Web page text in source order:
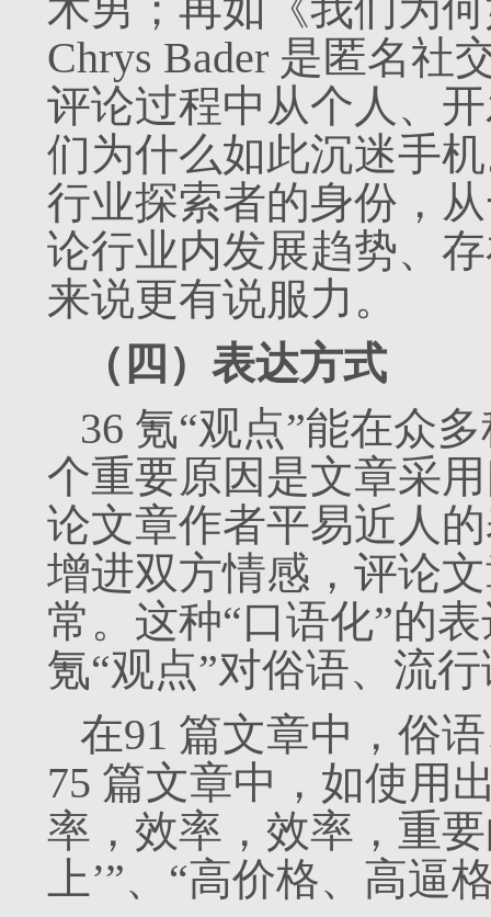
Chrys Bader 是匿名社
评论过程中从个人、
们为什么如此沉迷手
行业探索者的身份，
论行业内发展趋势、
来说更有说服力。
（四）表达方式
36 氪“观点”能在众
个重要原因是文章采
论文章作者平易近人
增进双方情感，评论
常。这种“口语化”的
氪“观点”对俗语、流
在91 篇文章中，俗
75 篇文章中，如使用
率，效率，效率，重
上’”、“高价格、高逼